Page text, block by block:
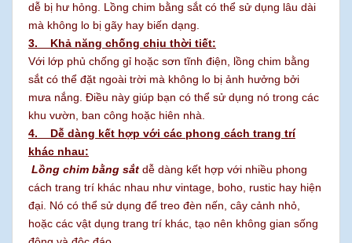
dễ bị hư hỏng. Lồng chim bằng sắt có thể sử dụng lâu dài
mà không lo bị gãy hay biến dạng.
3. Khả năng chống chịu thời tiết:
Với lớp phủ chống gỉ hoặc sơn tĩnh điện, lồng chim bằng
sắt có thể đặt ngoài trời mà không lo bị ảnh hưởng bởi
mưa nắng. Điều này giúp bạn có thể sử dụng nó trong các
khu vườn, ban công hoặc hiên nhà.
4. Dễ dàng kết hợp với các phong cách trang trí
khác nhau:
Lồng chim bằng sắt dễ dàng kết hợp với nhiều phong
cách trang trí khác nhau như vintage, boho, rustic hay hiện
đại. Nó có thể sử dụng để treo đèn nến, cây cảnh nhỏ,
hoặc các vật dụng trang trí khác, tạo nên không gian sống